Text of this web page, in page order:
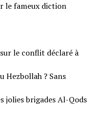
le fameux diction
le conflit déclaré à
Hezbollah ? Sans
jolies brigades Al-Qods